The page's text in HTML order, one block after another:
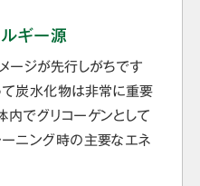
ギー源
ージが先行しがちです
炭水化物は非常に重要
でグリコーゲンとして
ニング時の主要なエネ